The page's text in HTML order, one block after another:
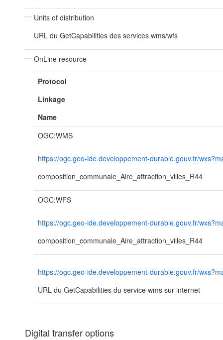
Units of distribution
URL du GetCapabilities des services wms/wfs
OnLine resource
Protocol
Linkage
Name
OGC:WMS
https://ogc.geo-ide.developpement-durable.gouv.fr/
composition_communale_Aire_attraction_villes_R44
OGC:WFS
https://ogc.geo-ide.developpement-durable.gouv.fr/
composition_communale_Aire_attraction_villes_R44
https://ogc.geo-ide.developpement-durable.gouv.fr/
URL du GetCapabilities du service wms sur internet
Digital transfer options